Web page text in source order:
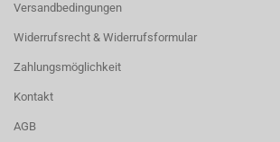
Versandbedingungen
Widerrufsrecht & Widerrufsformular
Zahlungsmöglichkeit
Kontakt
AGB